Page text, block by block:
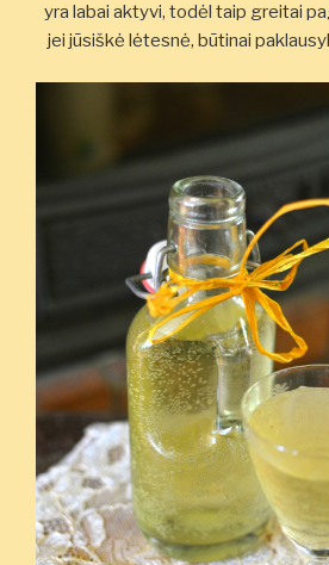
yra labai aktyvi, todėl taip greitai
jei jūsiškė lėtesnė, būtinai